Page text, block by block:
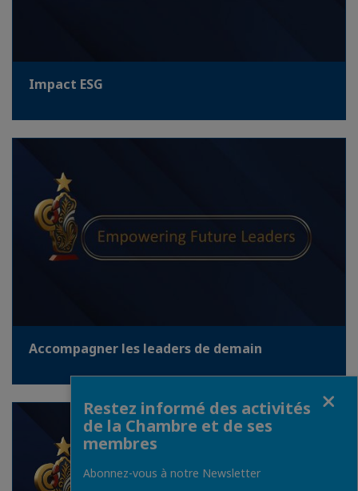
Impact ESG
Accompagner les leaders de demain
Restez informé des activités
de la Chambre et de ses
membres
Abonnez-vous à notre Newsletter